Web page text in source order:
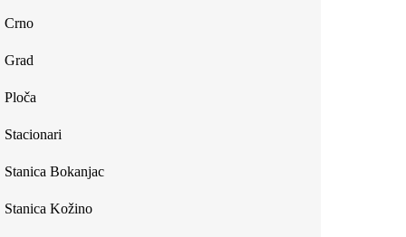
Crno
Grad
Ploča
Stacionari
Stanica Bokanjac
Stanica Kožino